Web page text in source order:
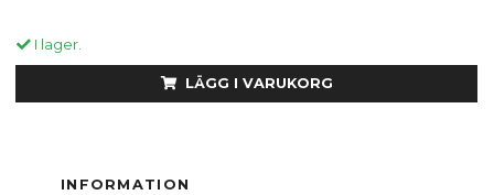
I lager.
LÄGG I VARUKORG
INFORMATION